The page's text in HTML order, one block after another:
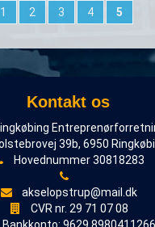
1 2 3 4 5
Kontakt os
39b, 6950
Hovednummer 30818283
akselopstrup@mail.dk
CVR nr. 29 71 07 08